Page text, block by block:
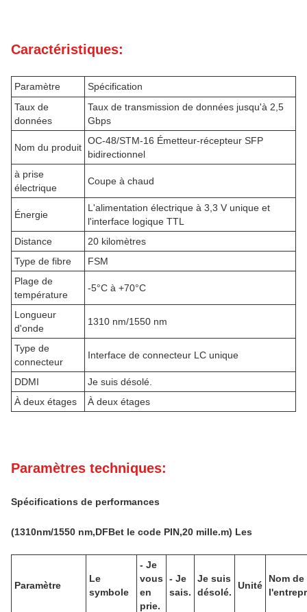
Caractéristiques:
Paramètre
Spécification
Taux de
données
Taux de transmission de données jusqu'à 2,5
Gbps
Nom du produit
OC-48/STM-16 Émetteur-récepteur SFP
bidirectionnel
à prise
électrique
Coupe à chaud
Énergie
L'alimentation électrique à 3,3 V unique et
l'interface logique TTL
Distance
20 kilomètres
Type de fibre
FSM
Plage de
température
-5°C à +70°C
Longueur
d'onde
1310 nm/1550 nm
Type de
connecteur
Interface de connecteur LC unique
DDMI
Je suis désolé.
À deux étages
À deux étages
Paramètres techniques:
Spécifications de performances
(1310nm/1550 nm,DFBet le code PIN,20 mille.m) Les
Paramètre
Le
symbole
- Je
vous
en
prie.
- Je
sais.
Je suis
désolé.
Unité
Nom de